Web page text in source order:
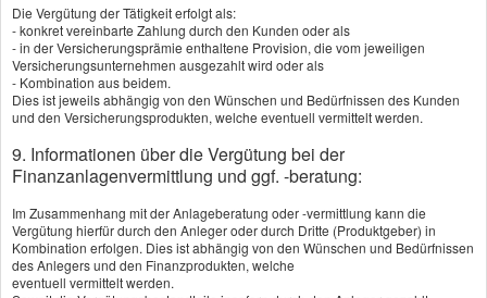
Rinder muss eine separate
Tierhalterhaftpflichtversicherung abgeschlossen
werden.
·Die Grundlagen
·Leistungsumfang
·Tiere mit Versicherungspflicht
·Extraleistungen
Die Vergütung der Tätigkeit erfolgt als:
- konkret vereinbarte Zahlung durch den Kunden oder als
- in der Versicherungsprämie enthaltene Provision, die vom jeweiligen
Versicherungsunternehmen ausgezahlt wird oder als
- Kombination aus beidem.
Dies ist jeweils abhängig von den Wünschen und Bedürfnissen des Kunden
und den Versicherungsprodukten, welche eventuell vermittelt werden.
9. Informationen über die Vergütung bei der
Finanzanlagenvermittlung und ggf. -beratung:
Im Zusammenhang mit der Anlageberatung oder -vermittlung kann die
Vergütung hierfür durch den Anleger oder durch Dritte (Produktgeber) in
Kombination erfolgen. Dies ist abhängig von den Wünschen und Bedürfnissen
des Anlegers und den Finanzprodukten, welche
eventuell vermittelt werden.